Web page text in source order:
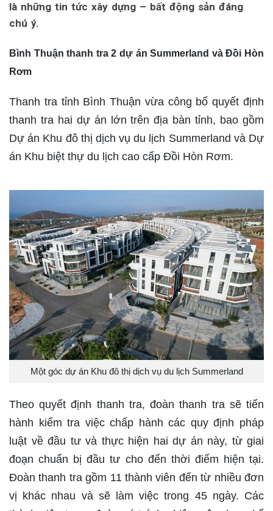
là những tin tức xây dựng – bất động sản đáng
chú ý.
Bình Thuận thanh tra 2 dự án Summerland và Đồi Hòn
Rơm
Thanh tra tỉnh Bình Thuận vừa công bố quyết định
thanh tra hai dự án lớn trên địa bàn tỉnh, bao gồm
Dự án Khu đô thị dịch vụ du lịch Summerland và Dự
án Khu biệt thự du lịch cao cấp Đồi Hòn Rơm.
Một góc dự án Khu đô thị dịch vụ du lịch Summerland
Theo quyết định thanh tra, đoàn thanh tra sẽ tiến
hành kiểm tra việc chấp hành các quy định pháp
luật về đầu tư và thực hiện hai dự án này, từ giai
đoạn chuẩn bị đầu tư cho đến thời điểm hiện tại.
Đoàn thanh tra gồm 11 thành viên đến từ nhiều đơn
vị khác nhau và sẽ làm việc trong 45 ngày. Các